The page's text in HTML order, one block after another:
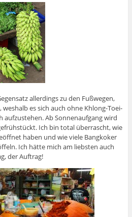
allerdings zu den Fußwegen,
es sich auch ohne Khlong-Toei-
aufzustehen. Ab Sonnenaufgang wird
Ich bin total überrascht, wie
haben und wie viele Bangkoker
Ich hätte mich am liebsten auch
der Auftrag!